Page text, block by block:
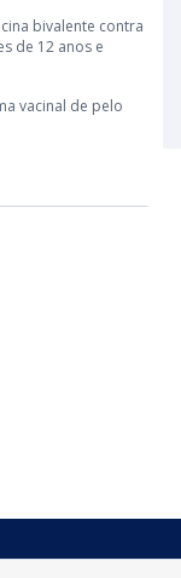
bivalente contra
de 12 anos e
vacinal de pelo